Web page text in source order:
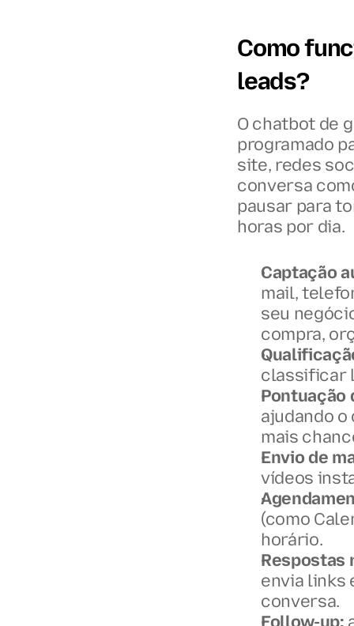
Como
leads?
O chatbot de
programado
site, redes
conversa
pausar para
horas por dia.
Captação
mail,
seu
compra,
classificar
Pontuação
ajudando
mais
Envio de
vídeos
(como
horário.
Respostas
envia links
conversa.
Follow-up: